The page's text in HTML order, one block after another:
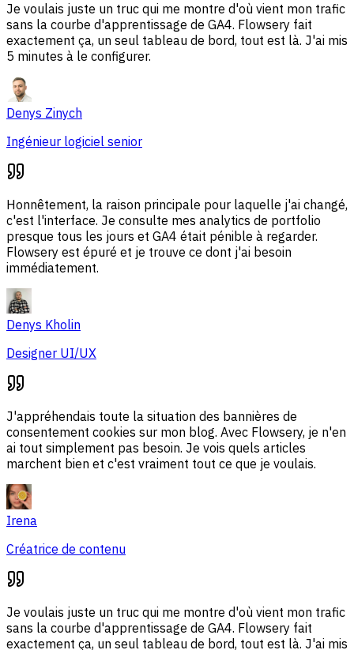
Je voulais juste un truc qui me montre d'où vient mon trafic
sans la courbe d'apprentissage de GA4. Flowsery fait
exactement ça, un seul tableau de bord, tout est là. J'ai mis
5 minutes à le configurer.
Denys Zinych
Ingénieur logiciel senior
Honnêtement, la raison principale pour laquelle j'ai changé,
c'est l'interface. Je consulte mes analytics de portfolio
presque tous les jours et GA4 était pénible à regarder.
Flowsery est épuré et je trouve ce dont j'ai besoin
immédiatement.
Denys Kholin
Designer UI/UX
J'appréhendais toute la situation des bannières de
consentement cookies sur mon blog. Avec Flowsery, je n'en
ai tout simplement pas besoin. Je vois quels articles
marchent bien et c'est vraiment tout ce que je voulais.
Irena
Créatrice de contenu
Je voulais juste un truc qui me montre d'où vient mon trafic
sans la courbe d'apprentissage de GA4. Flowsery fait
exactement ça, un seul tableau de bord, tout est là. J'ai mis